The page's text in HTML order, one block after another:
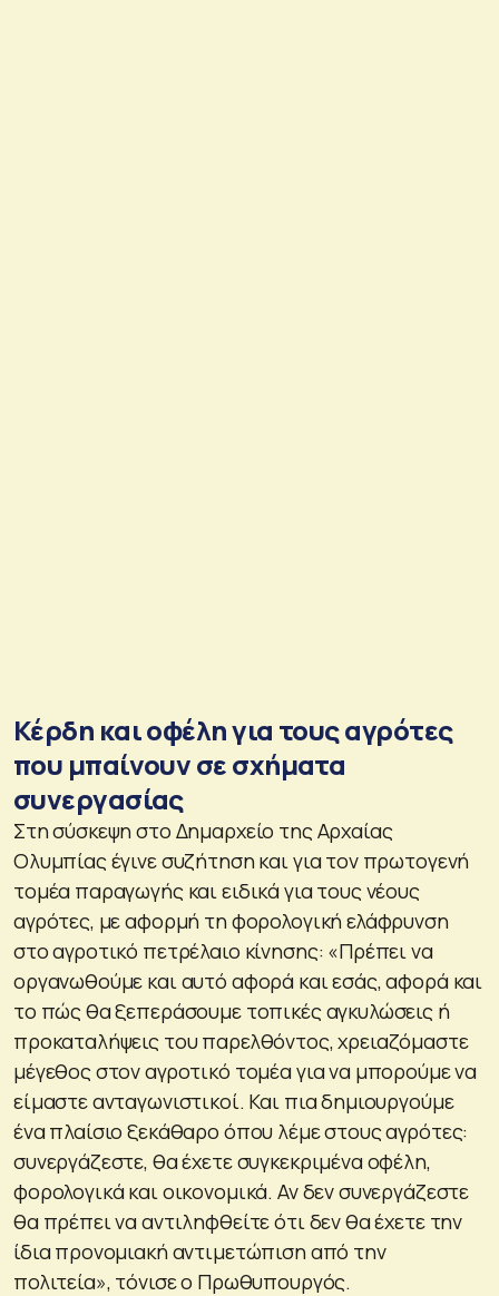
Κέρδη και οφέλη για τους αγρότες
που μπαίνουν σε σχήματα
συνεργασίας
Στη σύσκεψη στο Δημαρχείο της Αρχαίας
Ολυμπίας έγινε συζήτηση και για τον πρωτογενή
τομέα παραγωγής και ειδικά για τους νέους
αγρότες, με αφορμή τη φορολογική ελάφρυνση
στο αγροτικό πετρέλαιο κίνησης: «Πρέπει να
οργανωθούμε και αυτό αφορά και εσάς, αφορά και
το πώς θα ξεπεράσουμε τοπικές αγκυλώσεις ή
προκαταλήψεις του παρελθόντος, χρειαζόμαστε
μέγεθος στον αγροτικό τομέα για να μπορούμε να
είμαστε ανταγωνιστικοί. Και πια δημιουργούμε
ένα πλαίσιο ξεκάθαρο όπου λέμε στους αγρότες:
συνεργάζεστε, θα έχετε συγκεκριμένα οφέλη,
φορολογικά και οικονομικά. Αν δεν συνεργάζεστε
θα πρέπει να αντιληφθείτε ότι δεν θα έχετε την
ίδια προνομιακή αντιμετώπιση από την
πολιτεία», τόνισε ο Πρωθυπουργός.